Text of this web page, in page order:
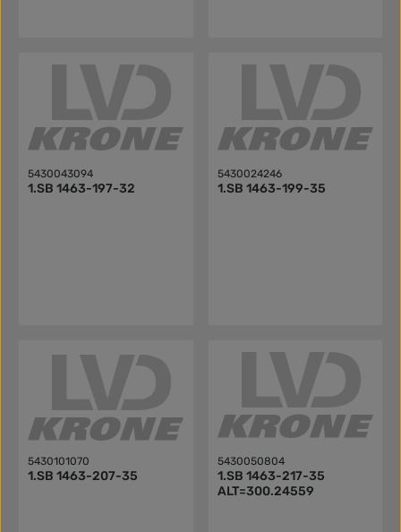
5430043094
1.SB 1463-197-32
5430024246
1.SB 1463-199-35
5430101070
1.SB 1463-207-35
5430050804
1.SB 1463-217-35
ALT=300.24559